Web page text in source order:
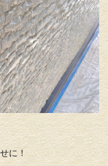
に！